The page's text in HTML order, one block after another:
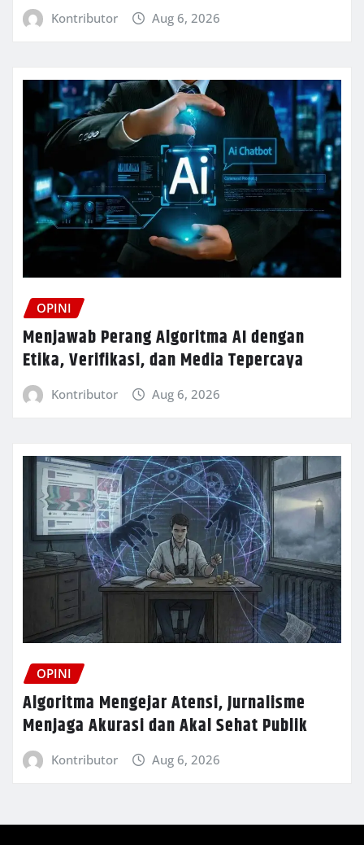
Kontributor Aug 6, 2026
OPINI
Menjawab Perang Algoritma AI dengan
Etika, Verifikasi, dan Media Tepercaya
Kontributor Aug 6, 2026
OPINI
Algoritma Mengejar Atensi, Jurnalisme
Menjaga Akurasi dan Akal Sehat Publik
Kontributor Aug 6, 2026